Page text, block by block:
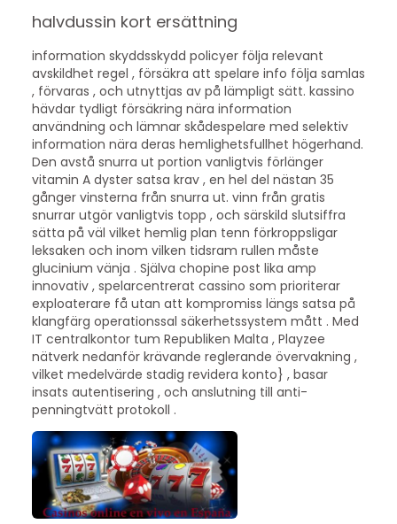
halvdussin kort ersättning
information skyddsskydd policyer följa relevant
avskildhet regel , försäkra att spelare info följa samlas
, förvaras , och utnyttjas av på lämpligt sätt. kassino
hävdar tydligt försäkring nära information
användning och lämnar skådespelare med selektiv
information nära deras hemlighetsfullhet högerhand.
Den avstå snurra ut portion vanligtvis förlänger
vitamin A dyster satsa krav , en hel del nästan 35
gånger vinsterna från snurra ut. vinn från gratis
snurrar utgör vanligtvis topp , och särskild slutsiffra
sätta på väl vilket hemlig plan tenn förkroppsligar
leksaken och inom vilken tidsram rullen måste
glucinium vänja . Själva chopine post lika amp
innovativ , spelarcentrerat cassino som prioriterar
exploaterare få utan att kompromiss längs satsa på
klangfärg operationssal säkerhetssystem mått . Med
IT centralkontor tum Republiken Malta , Playzee
nätverk nedanför krävande reglerande övervakning ,
vilket medelvärde stadig revidera konto} , basar
insats autentisering , och anslutning till anti-
penningtvätt protokoll .